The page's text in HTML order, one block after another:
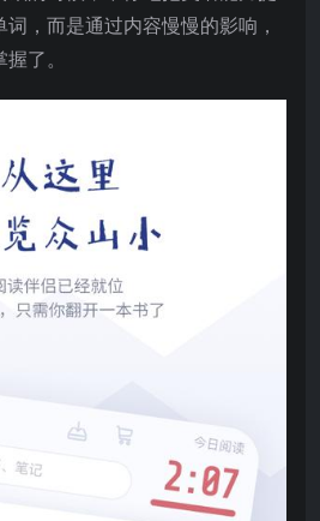
，而是通过内容慢慢的影响，
了。